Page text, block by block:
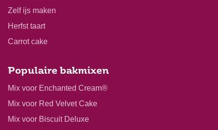
Zelf ijs maken
Herfst taart
Carrot cake
Populaire bakmixen
Mix voor Enchanted Cream®
Mix voor Red Velvet Cake
Mix voor Biscuit Deluxe